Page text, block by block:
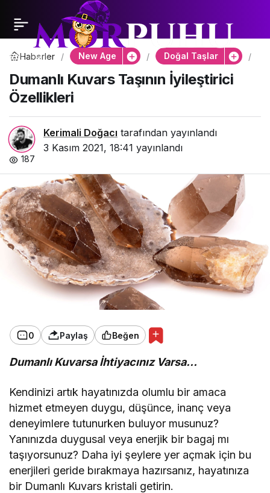
Haberler New Age Doğal Taşlar
Dumanlı Kuvars Taşının İyileştirici
Özellikleri
Kerimali Doğacı tarafından yayınlandı
3 Kasım 2021, 18:41 yayınlandı
187
0 Paylaş Beğen
Dumanlı Kuvarsa İhtiyacınız Varsa…
Kendinizi artık hayatınızda olumlu bir amaca
hizmet etmeyen duygu, düşünce, inanç veya
deneyimlere tutunurken buluyor musunuz?
Yanınızda duygusal veya enerjik bir bagaj mı
taşıyorsunuz? Daha iyi şeylere yer açmak için bu
enerjileri geride bırakmaya hazırsanız, hayatınıza
bir Dumanlı Kuvars kristali getirin.